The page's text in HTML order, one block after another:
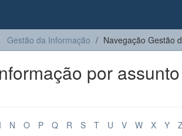
Gestão da Informação Navegação Gestão
por
N O P Q R S T U V W X Y